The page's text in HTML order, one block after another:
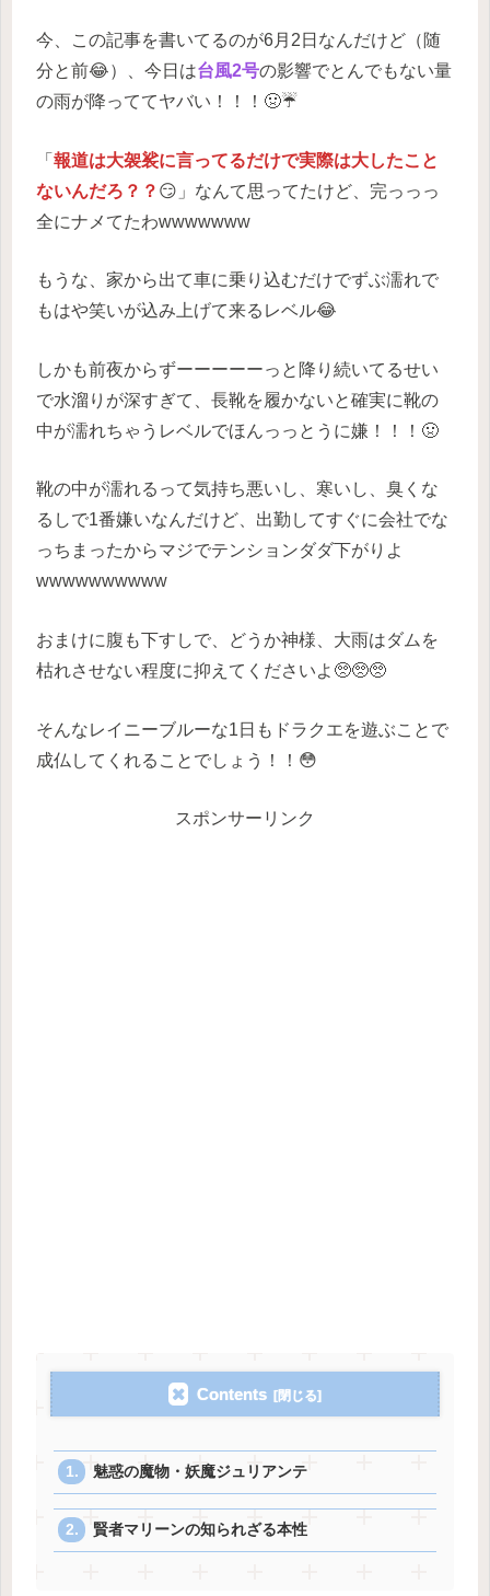
今、この記事を書いてるのが6月2日なんだけど（随
分と前😂）、今日は台風2号の影響でとんでもない量
の雨が降っててヤバい！！！🤢☔️
「 報道は大袈裟に言ってるだけで実際は大したこと
ないんだろ？？ 😏」なんて思ってたけど、完っっっ
全にナメてたわwwwwwww
もうな、家から出て車に乗り込むだけでずぶ濡れで
もはや笑いが込み上げて来るレベル😂
しかも前夜からずーーーーーっと降り続いてるせい
で水溜りが深すぎて、長靴を履かないと確実に靴の
中が濡れちゃうレベルでほんっっとうに嫌！！！🤢
靴の中が濡れるって気持ち悪いし、寒いし、臭くな
るしで1番嫌いなんだけど、出勤してすぐに会社でな
っちまったからマジでテンションダダ下がりよ
wwwwwwwwww
おまけに腹も下すしで、どうか神様、大雨はダムを
枯れさせない程度に抑えてくださいよ🥺🥺🥺
そんなレイニーブルーな1日もドラクエを遊ぶことで
成仏してくれることでしょう！！😳
スポンサーリンク
Contents
魅惑の魔物・妖魔ジュリアンテ
賢者マリーンの知られざる本性